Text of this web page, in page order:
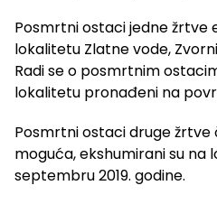
Posmrtni ostaci jedne žrtve
lokalitetu Zlatne vode,
Radi se o posmrtnim
lokalitetu pronađeni na
Posmrtni ostaci druge žrtve
moguća, ekshumirani su na
septembru 2019. godine.